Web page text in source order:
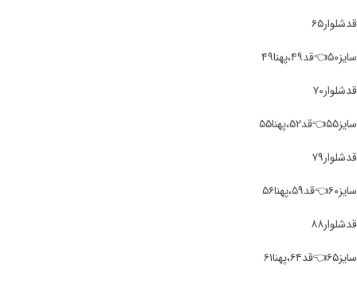
قد‌شلوار۶۵
سایز۵۰👈قد۴۹،پهنا۴۹
قد‌شلوار۷۰
سایز۵۵👈قد۵۲،پهنا۵۵
قد‌شلوار۷۹
سایز۶۰👈قد۵۹،پهنا۵۶
قدشلوار۸۸
سایز۶۵👈قد۶۴،پهنا۶۱